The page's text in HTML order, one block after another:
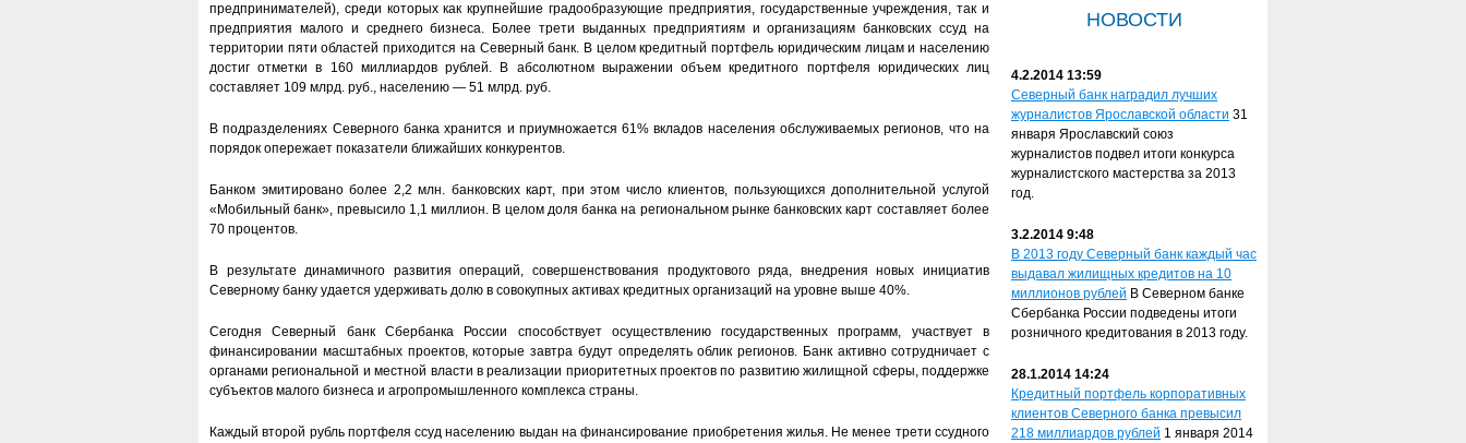
предпринимателей), среди которых как крупнейшие градообразующие предприятия, государственные учреждения, так и
предприятия малого и среднего бизнеса. Более трети выданных предприятиям и организациям банковских ссуд на
территории пяти областей приходится на Северный банк. В целом кредитный портфель юридическим лицам и населению
достиг отметки в 160 миллиардов рублей. В абсолютном выражении объем кредитного портфеля юридических лиц
составляет 109 млрд. руб., населению — 51 млрд. руб.
В подразделениях Северного банка хранится и приумножается 61% вкладов населения обслуживаемых регионов, что на
порядок опережает показатели ближайших конкурентов.
Банком эмитировано более 2,2 млн. банковских карт, при этом число клиентов, пользующихся дополнительной услугой
«Мобильный банк», превысило 1,1 миллион. В целом доля банка на региональном рынке банковских карт составляет более
70 процентов.
В результате динамичного развития операций, совершенствования продуктового ряда, внедрения новых инициатив
Северному банку удается удерживать долю в совокупных активах кредитных организаций на уровне выше 40%.
Сегодня Северный банк Сбербанка России способствует осуществлению государственных программ, участвует в
финансировании масштабных проектов, которые завтра будут определять облик регионов. Банк активно сотрудничает с
органами региональной и местной власти в реализации приоритетных проектов по развитию жилищной сферы, поддержке
субъектов малого бизнеса и агропромышленного комплекса страны.
Каждый второй рубль портфеля ссуд населению выдан на финансирование приобретения жилья. Не менее трети ссудного
НОВОСТИ
4.2.2014 13:59
Северный банк наградил лучших
журналистов Ярославской области 31
января Ярославский союз
журналистов подвел итоги конкурса
журналистского мастерства за 2013
год.
3.2.2014 9:48
В 2013 году Северный банк каждый час
выдавал жилищных кредитов на 10
миллионов рублей В Северном банке
Сбербанка России подведены итоги
розничного кредитования в 2013 году.
28.1.2014 14:24
Кредитный портфель корпоративных
клиентов Северного банка превысил
218 миллиардов рублей 1 января 2014